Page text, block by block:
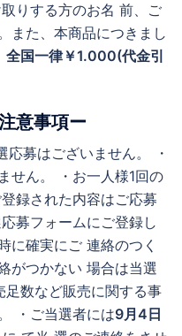
りする方のお名 前、ご
また、本商品につきまし
全国一律￥1.000(代金引
意事項ー
応募はございません。 ・
せん。 ・お一人様1回の
録された内容はご応募
募フォームにご登録し
に確実にご 連絡のつく
がつかない 場合は当選
数など販売に関する事
・ご当選者には9月4日